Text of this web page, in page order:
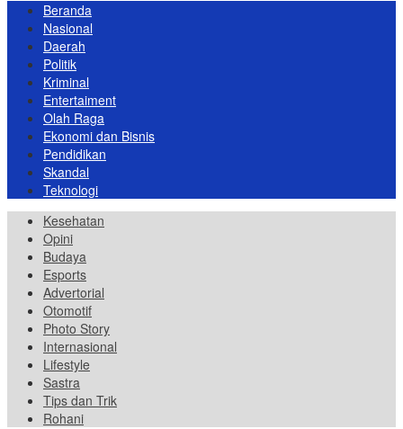
Beranda
Nasional
Daerah
Politik
Kriminal
Entertaiment
Olah Raga
Ekonomi dan Bisnis
Pendidikan
Skandal
Teknologi
Kesehatan
Opini
Budaya
Esports
Advertorial
Otomotif
Photo Story
Internasional
Lifestyle
Sastra
Tips dan Trik
Rohani